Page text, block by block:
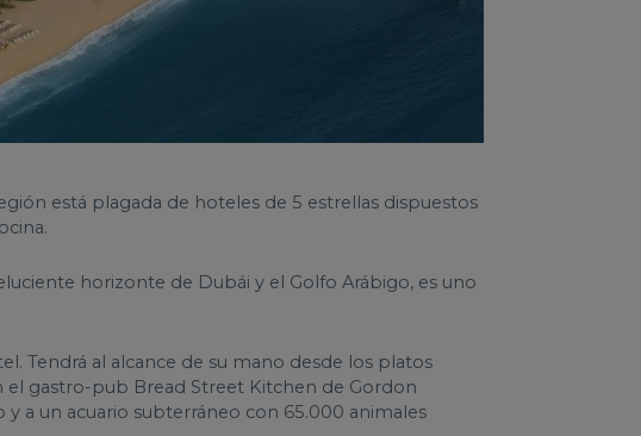
está plagada de hoteles de 5 estrellas dispuestos
horizonte de Dubái y el Golfo Arábigo, es uno
Tendrá al alcance de su mano desde los platos
el gastro-pub Bread Street Kitchen de Gordon
a un acuario subterráneo con 65.000 animales